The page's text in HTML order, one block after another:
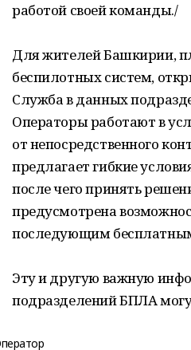
работой своей команды./
Для жителей Башкирии,
беспилотных систем,
Служба в данных
Операторы работают в
от непосредственного
предлагает гибкие
после чего принять
предусмотрена
последующим бесплатным
Эту и другую важную
подразделений БПЛА